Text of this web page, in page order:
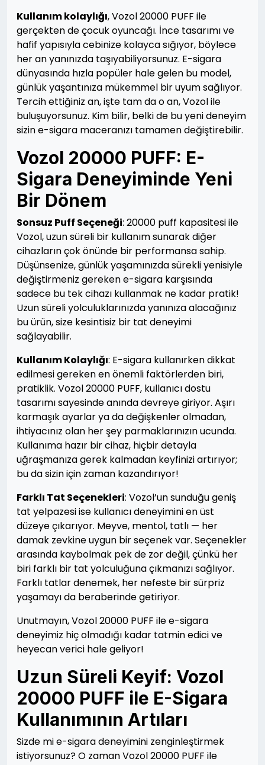
Kullanım kolaylığı, Vozol 20000 PUFF ile
gerçekten de çocuk oyuncağı. İnce tasarımı ve
hafif yapısıyla cebinize kolayca sığıyor, böylece
her an yanınızda taşıyabiliyorsunuz. E-sigara
dünyasında hızla popüler hale gelen bu model,
günlük yaşantınıza mükemmel bir uyum sağlıyor.
Tercih ettiğiniz an, işte tam da o an, Vozol ile
buluşuyorsunuz. Kim bilir, belki de bu yeni deneyim
sizin e-sigara maceranızı tamamen değiştirebilir.
Vozol 20000 PUFF: E-
Sigara Deneyiminde Yeni
Bir Dönem
Sonsuz Puff Seçeneği: 20000 puff kapasitesi ile
Vozol, uzun süreli bir kullanım sunarak diğer
cihazların çok önünde bir performansa sahip.
Düşünsenize, günlük yaşamınızda sürekli yenisiyle
değiştirmeniz gereken e-sigara karşısında
sadece bu tek cihazı kullanmak ne kadar pratik!
Uzun süreli yolculuklarınızda yanınıza alacağınız
bu ürün, size kesintisiz bir tat deneyimi
sağlayabilir.
Kullanım Kolaylığı: E-sigara kullanırken dikkat
edilmesi gereken en önemli faktörlerden biri,
pratiklik. Vozol 20000 PUFF, kullanıcı dostu
tasarımı sayesinde anında devreye giriyor. Aşırı
karmaşık ayarlar ya da değişkenler olmadan,
ihtiyacınız olan her şey parmaklarınızın ucunda.
Kullanıma hazır bir cihaz, hiçbir detayla
uğraşmanıza gerek kalmadan keyfinizi artırıyor;
bu da sizin için zaman kazandırıyor!
Farklı Tat Seçenekleri: Vozol’un sunduğu geniş
tat yelpazesi ise kullanıcı deneyimini en üst
düzeye çıkarıyor. Meyve, mentol, tatlı — her
damak zevkine uygun bir seçenek var. Seçenekler
arasında kaybolmak pek de zor değil, çünkü her
biri farklı bir tat yolculuğuna çıkmanızı sağlıyor.
Farklı tatlar denemek, her nefeste bir sürpriz
yaşamayı da beraberinde getiriyor.
Unutmayın, Vozol 20000 PUFF ile e-sigara
deneyimiz hiç olmadığı kadar tatmin edici ve
heyecan verici hale geliyor!
Uzun Süreli Keyif: Vozol
20000 PUFF ile E-Sigara
Kullanımının Artıları
Sizde mi e-sigara deneyimini zenginleştirmek
istiyorsunuz? O zaman Vozol 20000 PUFF ile